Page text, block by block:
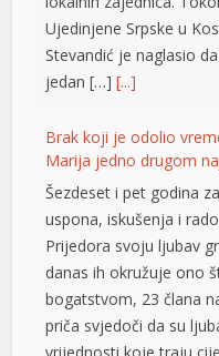
panel
panel
panel
panel
panel
panel
panel
Brak koji je odolio
Marija jedno drugom
Šezdeset i pet godina
uspona, iskušenja i
danas ih okružuje ono
bogatstvom, 23 člana
priča svjedoči da su
vrijednosti koje traju
Opet izdvajanja za
otvaranja 33 hiljade
Ni dvije